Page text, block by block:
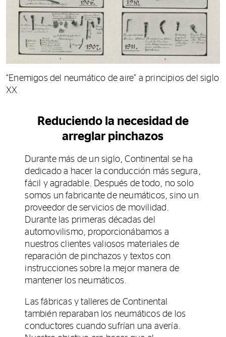
“Enemigos del neumático de aire” a principios del siglo
XX
Reduciendo la necesidad de
arreglar pinchazos
Durante más de un siglo, Continental se ha
dedicado a hacer la conducción más segura,
fácil y agradable. Después de todo, no solo
somos un fabricante de neumáticos, sino un
proveedor de servicios de movilidad.
Durante las primeras décadas del
automovilismo, proporcionábamos a
nuestros clientes valiosos materiales de
reparación de pinchazos y textos con
instrucciones sobre la mejor manera de
mantener los neumáticos.
Las fábricas y talleres de Continental
también reparaban los neumáticos de los
conductores cuando sufrían una avería.